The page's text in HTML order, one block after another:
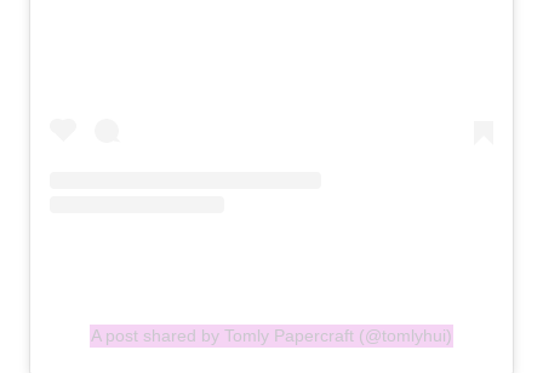
A post shared by Tomly Papercraft (@tomlyhui)